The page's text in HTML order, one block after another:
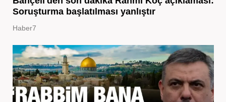
Soruşturma başlatılması yanlıştır
Haber7